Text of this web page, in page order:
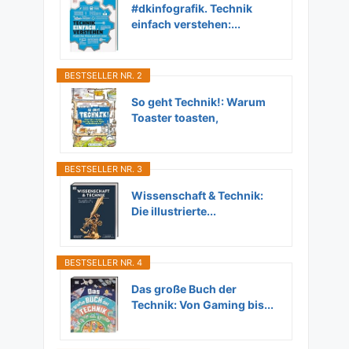
#dkinfografik. Technik
einfach verstehen:...
BESTSELLER NR. 2
So geht Technik!: Warum
Toaster toasten,
BESTSELLER NR. 3
Wissenschaft & Technik:
Die illustrierte...
BESTSELLER NR. 4
Das große Buch der
Technik: Von Gaming bis...